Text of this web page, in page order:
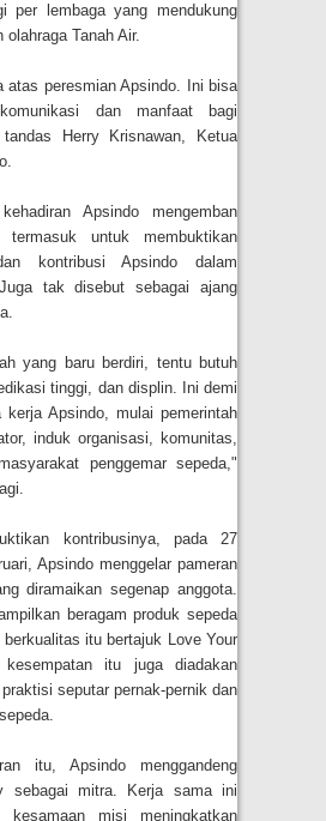
per lembaga yang mendukung
olahraga Tanah Air.
atas peresmian Apsindo. Ini bisa
dan manfaat bagi
Herry Krisnawan, Ketua
Apsindo mengemban
termasuk untuk membuktikan
kontribusi Apsindo dalam
tak disebut sebagai ajang
yang baru berdiri, tentu butuh
tinggi, dan displin. Ini demi
kerja Apsindo, mulai pemerintah
induk organisasi, komunitas,
penggemar sepeda,"
kontribusinya, pada 27
Apsindo menggelar pameran
diramaikan segenap anggota.
beragam produk sepeda
itu bertajuk Love Your
itu juga diadakan
seputar pernak-pernik dan
itu, Apsindo menggandeng
sebagai mitra. Kerja sama ini
kesamaan misi meningkatkan